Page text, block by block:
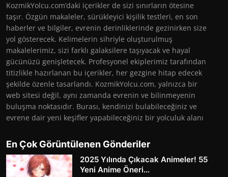
KozmikYolcu.com’daki içerikler de sizi sınırların ötesine
taşır. Özgün makaleler, sürükleyici kişilik testleri, en son
haberler ve bilgiler, evrenin derinliklerinde gezinirken size
yol gösterecek. Kelimelerin sihriyle oluşturulmuş
makalelerimiz, sizi farklı galaksilere taşıyacak ve hayal
gücünüzü genişletecek. Profesyonel ekiplerimiz tarafından
titizlikle hazırlanan bu içerikler, her gezgine hitap edecek
şekilde özenle tasarlandı. KozmikYolcu.com, yalnızca bir
web sitesi değil, aynı zamanda evrenin ve bilinmeyenin
buluşma noktasıdır. Burası, kendinizi bulabileceğiniz ve
evrene dair yeni keşifler yapabileceğiniz bir yolculuk alanı
En Çok Görüntülenen Gönderiler
2025 Yılında Çıkacak Animeler! 55
Yeni Anime Öneri...